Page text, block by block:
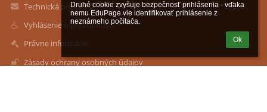
Druhé cookie zvyšuje bezpečnosť prihlásenia - vďaka
nemu EduPage vie identifikovať prihlásenie z
neznámeho počítača.
Ok
Technická podpora
Vyhlásenie o prístupnosti
Právne informácie
Zásady ochrany osobných údajov